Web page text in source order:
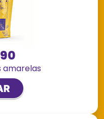
amarelas